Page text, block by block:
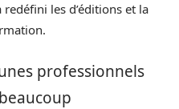
les d’éditions et la
professionnels